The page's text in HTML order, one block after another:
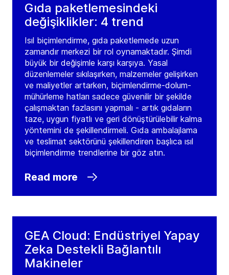
Gıda paketlemesindeki
değişiklikler: 4 trend
Isıl biçimlendirme, gıda paketlemede uzun
zamandır merkezi bir rol oynamaktadır. Şimdi
büyük bir değişimle karşı karşıya. Yasal
düzenlemeler sıkılaşırken, malzemeler gelişirken
ve maliyetler artarken, biçimlendirme-dolum-
mühürleme hatları sadece güvenilir bir şekilde
çalışmaktan fazlasını yapmalı - artık gıdaların
taze, uygun fiyatlı ve geri dönüştürülebilir kalma
yöntemini de şekillendirmeli. Gıda ambalajlama
ve teslimat sektörünü şekillendiren başlıca ısıl
biçimlendirme trendlerine bir göz atın.
Read more
GEA Cloud: Endüstriyel Yapay
Zeka Destekli Bağlantılı
Makineler